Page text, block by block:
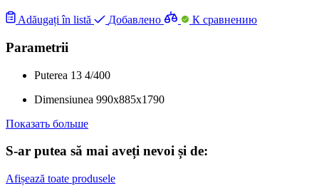
Adăugați în listă Добавлено К сравнению
Parametrii
Puterea 13 4/400
Dimensiunea 990x885x1790
Показать больше
S-ar putea să mai aveți nevoi și de:
Afișează toate produsele